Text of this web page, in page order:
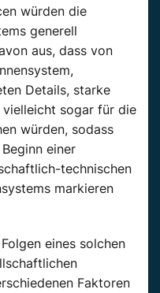
würden die
generell
aus, dass von
Details, starke
vielleicht sogar für die
würden, sodass
einer
technischen
markieren
eines solchen
Faktoren